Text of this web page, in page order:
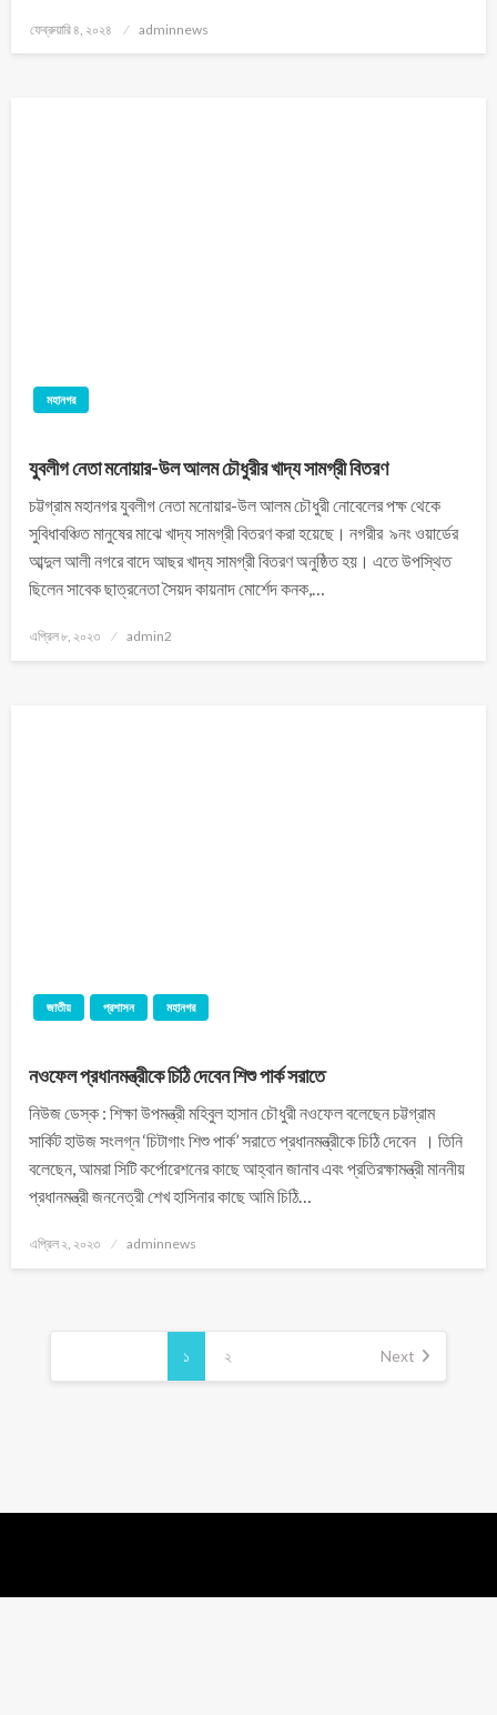
ফেব্রুয়ারি ৪, ২০২৪ adminnews
মহানগর
যুবলীগ নেতা মনোয়ার-উল আলম চৌধুরীর খাদ্য সামগ্রী বিতরণ
চট্টগ্রাম মহানগর যুবলীগ নেতা মনোয়ার-উল আলম চৌধুরী নোবেলের পক্ষ থেকে
সুবিধাবঞ্চিত মানুষের মাঝে খাদ্য সামগ্রী বিতরণ করা হয়েছে। নগরীর ৯নং ওয়ার্ডের
আব্দুল আলী নগরে বাদে আছর খাদ্য সামগ্রী বিতরণ অনুষ্ঠিত হয়। এতে উপস্থিত
ছিলেন সাবেক ছাত্রনেতা সৈয়দ কায়নাদ মোর্শেদ কনক,…
এপ্রিল ৮, ২০২৩ admin2
জাতীয় প্রশাসন মহানগর
নওফেল প্রধানমন্ত্রীকে চিঠি দেবেন শিশু পার্ক সরাতে
নিউজ ডেস্ক : শিক্ষা উপমন্ত্রী মহিবুল হাসান চৌধুরী নওফেল বলেছেন চট্টগ্রাম
সার্কিট হাউজ সংলগ্ন ‘চিটাগাং শিশু পার্ক’ সরাতে প্রধানমন্ত্রীকে চিঠি দেবেন । তিনি
বলেছেন, আমরা সিটি কর্পোরেশনের কাছে আহ্বান জানাব এবং প্রতিরক্ষামন্ত্রী মাননীয়
প্রধানমন্ত্রী জননেত্রী শেখ হাসিনার কাছে আমি চিঠি…
এপ্রিল ২, ২০২৩ adminnews
১ ২ Next